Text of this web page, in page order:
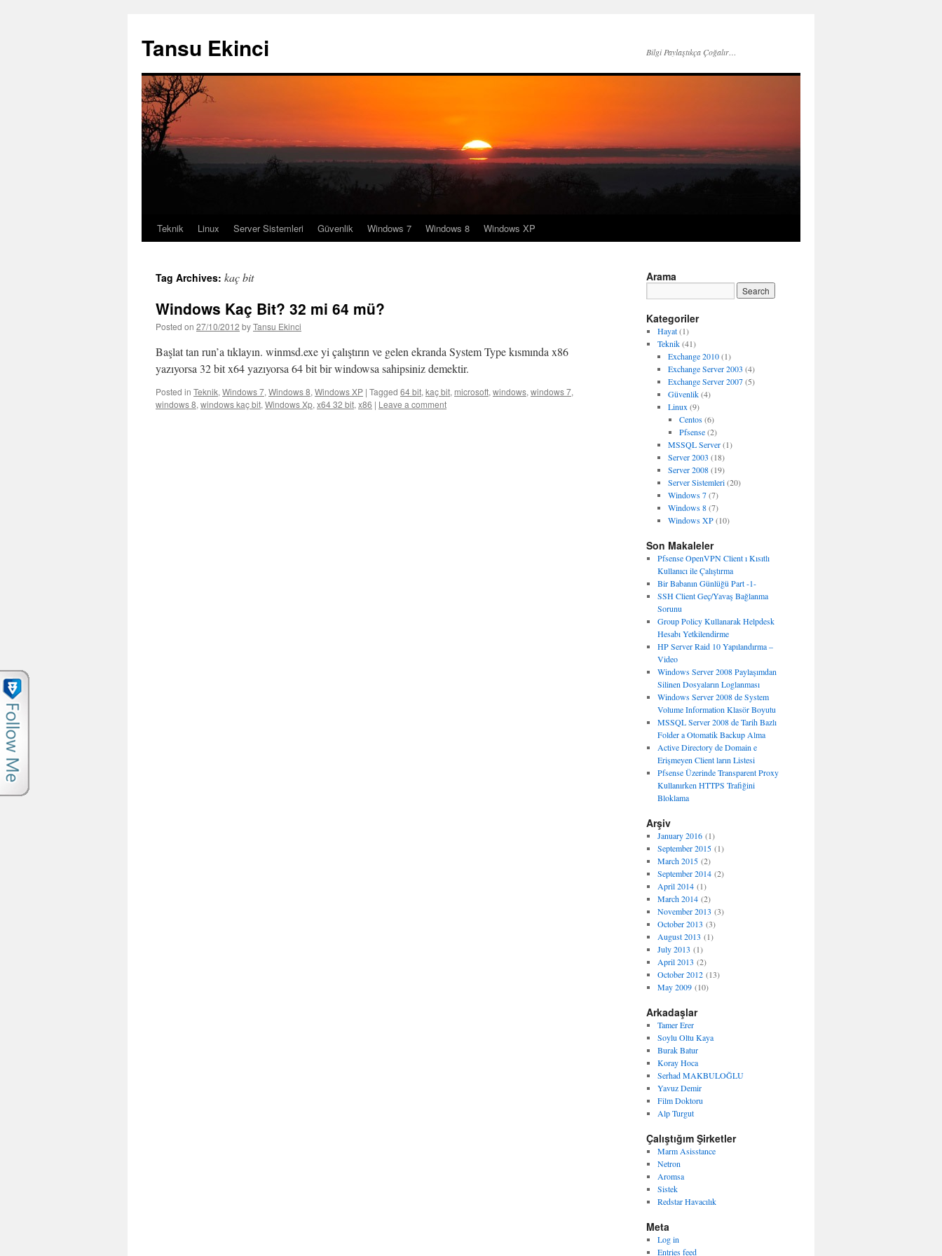
Tansu Ekinci Bilgi Paylaştıkça Çoğalır…
Skip
content
Teknik Linux Server Sistemleri Güvenlik Windows 7 Windows 8 Windows XP
Tag Archives: kaç bit
Windows Kaç Bit? 32 mi 64 mü?
Posted on 27/10/2012 byTansu Ekinci
Başlat tan run’a tıklayın. winmsd.exe yi çalıştırın ve gelen ekranda System Type kısmında x86
yazıyorsa 32 bit x64 yazıyorsa 64 bit bir windowsa sahipsiniz demektir.
Posted in Teknik, Windows 7, Windows 8, Windows XP | Tagged 64 bit, kaç bit, microsoft, windows, windows 7,
windows 8, windows kaç bit, Windows Xp, x64 32 bit, x86 | Leave a comment
Arama
Kategoriler
Hayat(1)
Teknik(41)
Exchange 2010(1)
Exchange Server 2003 (4)
Exchange Server 2007(5)
Güvenlik(4)
Linux (9)
Centos(6)
Pfsense(2)
MSSQL Server(1)
Server 2003 (18)
Server 2008(19)
Server Sistemleri(20)
Windows 7(7)
Windows 8(7)
Windows XP(10)
Son Makaleler
Pfsense OpenVPN Client ı Kısıtlı
Kullanıcı ile Çalıştırma
Bir Babanın Günlüğü Part -1-
SSH Client Geç/Yavaş Bağlanma
Sorunu
Group Policy Kullanarak Helpdesk
Hesabı Yetkilendirme
HP Server Raid 10 Yapılandırma –
Video
Windows Server 2008 Paylaşımdan
Silinen Dosyaların Loglanması
Windows Server 2008 de System
Volume Information Klasör Boyutu
MSSQL Server 2008 de Tarih Bazlı
Folder a Otomatik Backup Alma
Active Directory de Domain e
Erişmeyen Client ların Listesi
Pfsense Üzerinde Transparent Proxy
Kullanırken HTTPS Trafiğini
Bloklama
Arşiv
January 2016(1)
September 2015(1)
March 2015(2)
September 2014(2)
April 2014(1)
March 2014(2)
November 2013 (3)
October 2013 (3)
August 2013 (1)
July 2013 (1)
April 2013 (2)
October 2012(13)
May 2009(10)
Arkadaşlar
Tamer Erer
Soylu Oltu Kaya
Burak Batur
Koray Hoca
Serhad MAKBULOĞLU
Yavuz Demir
Film Doktoru
Alp Turgut
Çalıştığım Şirketler
Marm Asisstance
Netron
Aromsa
Sistek
Redstar Havacılık
Meta
Log in
Entries feed